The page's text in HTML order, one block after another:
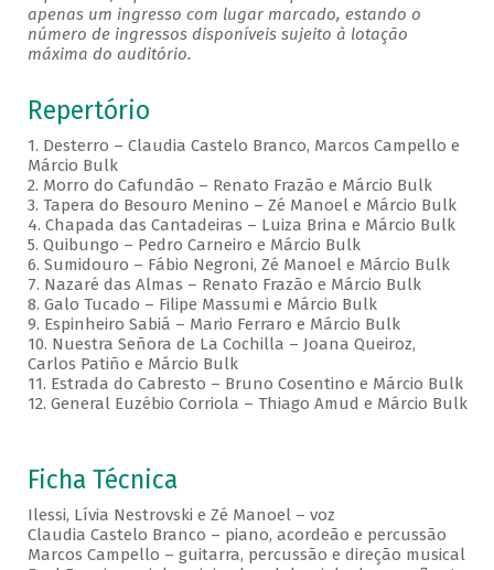
apenas um ingresso com lugar marcado, estando o
número de ingressos disponíveis sujeito à lotação
máxima do auditório.
Repertório
1. Desterro – Claudia Castelo Branco, Marcos Campello e
Márcio Bulk
2. Morro do Cafundão – Renato Frazão e Márcio Bulk
3. Tapera do Besouro Menino – Zé Manoel e Márcio Bulk
4. Chapada das Cantadeiras – Luiza Brina e Márcio Bulk
5. Quibungo – Pedro Carneiro e Márcio Bulk
6. Sumidouro – Fábio Negroni, Zé Manoel e Márcio Bulk
7. Nazaré das Almas – Renato Frazão e Márcio Bulk
8. Galo Tucado – Filipe Massumi e Márcio Bulk
9. Espinheiro Sabiá – Mario Ferraro e Márcio Bulk
10. Nuestra Señora de La Cochilla – Joana Queiroz,
Carlos Patiño e Márcio Bulk
11. Estrada do Cabresto – Bruno Cosentino e Márcio Bulk
12. General Euzébio Corriola – Thiago Amud e Márcio Bulk
Ficha Técnica
Ilessi, Lívia Nestrovski e Zé Manoel – voz
Claudia Castelo Branco – piano, acordeão e percussão
Marcos Campello – guitarra, percussão e direção musical